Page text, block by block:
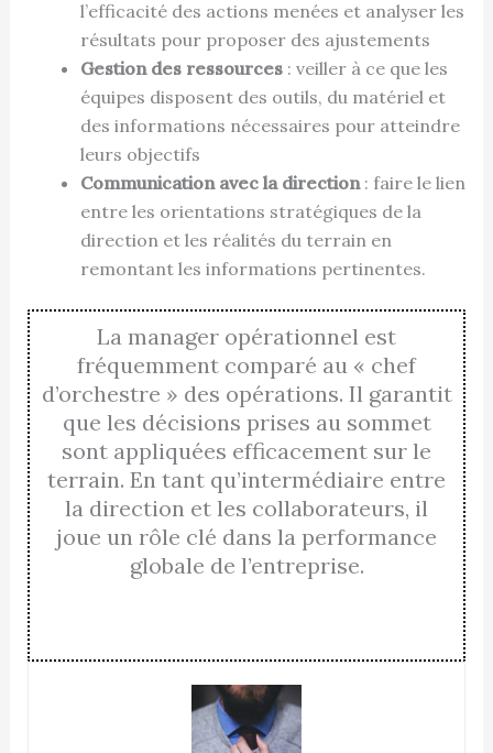
l’efficacité des actions menées et analyser les
résultats pour proposer des ajustements
Gestion des ressources: veiller à ce que les
équipes disposent des outils, du matériel et
des informations nécessaires pour atteindre
leurs objectifs
Communication avec la direction: faire le lien
entre les orientations stratégiques de la
direction et les réalités du terrain en
remontant les informations pertinentes.
La manager opérationnel est
fréquemment comparé au « chef
d’orchestre » des opérations. Il garantit
que les décisions prises au sommet
sont appliquées efficacement sur le
terrain. En tant qu’intermédiaire entre
la direction et les collaborateurs, il
joue un rôle clé dans la performance
globale de l’entreprise.